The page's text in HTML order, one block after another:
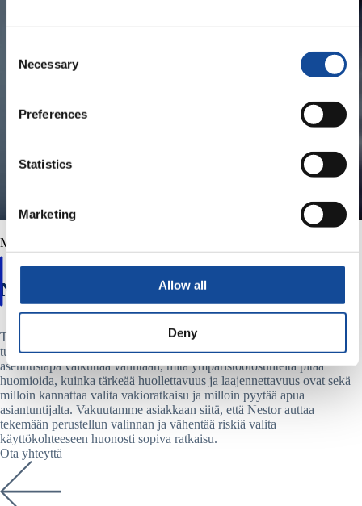
Selection
Necessary
Preferences
Statistics
Marketing
Allow all
Deny
MIKSI NESTORIN KUAPELIT
Näin valitset toimialaan sopivan ratkaisun
Tässä moduulissa kerromme, mitä asioita kannattaa arvioida ennen
tuotevalintaa. Vastaamme esimerkiksi näihin kysymyksiin: miten
asennustapa vaikuttaa valintaan, mitä ympäristöolosuhteita pitää
huomioida, kuinka tärkeää huollettavuus ja laajennettavuus ovat sekä
milloin kannattaa valita vakioratkaisu ja milloin pyytää apua
asiantuntijalta. Vakuutamme asiakkaan siitä, että Nestor auttaa
tekemään perustellun valinnan ja vähentää riskiä valita
käyttökohteeseen huonosti sopiva ratkaisu.
Ota yhteyttä